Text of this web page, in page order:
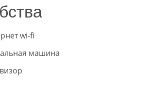
wi-fi
машина